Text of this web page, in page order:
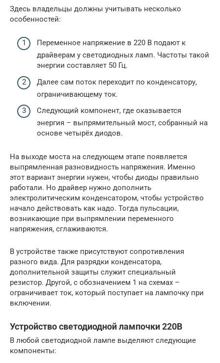
Здесь владельцы должны учитывать несколько
особенностей:
Переменное напряжение в 220 В подают к
драйверам у светодиодных ламп. Частоты такой
энергии составляет 50 Гц.
Далее сам поток переходит по конденсатору,
ограничивающему ток.
Следующий компонент, где оказывается
энергия – выпрямительный мост, собранный на
основе четырёх диодов.
На выходе моста на следующем этапе появляется
выпрямленная разновидность напряжения. Именно
этот вариант энергии нужен, чтобы диоды правильно
работали. Но драйвер нужно дополнить
электролитическим конденсатором, чтобы устройство
начало действовать как надо. Тогда пульсации,
возникающие при выпрямлении переменного
напряжения, сглаживаются.
В устройстве также присутствуют сопротивления
разного вида. Для разрядки конденсатора,
дополнительной защиты служит специальный
резистор. Другой, с обозначением 1 на схемах –
ограничивает ток, который поступает на лампочку при
включении.
Устройство светодиодной лампочки 220В
В любой светодиодной лампе выделяют следующие
компоненты: